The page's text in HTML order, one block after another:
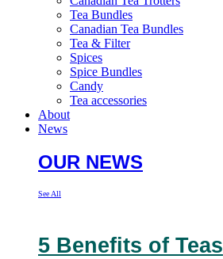
Tea Bundles
Canadian Tea Bundles
Tea & Filter
Spices
Spice Bundles
Candy
Tea accessories
About
News
OUR NEWS
See All
5 Benefits of Teas